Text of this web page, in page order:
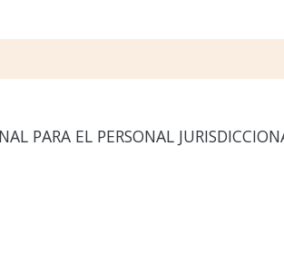
PARA EL PERSONAL